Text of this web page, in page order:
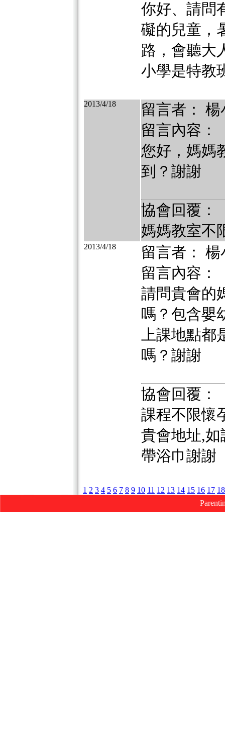
你好、請問
礙的兒童，
路，會聽大
小學是特教
2013/4/18
留言者： 楊
留言內容：
您好，媽媽
到？謝謝
協會回覆：
媽媽教室不
2013/4/18
留言者： 楊
留言內容：
請問貴會的
嗎？包含嬰
上課地點
嗎？謝謝
協會回覆：
課程不限懷
貴會地址,
帶浴巾謝謝
1 2 3 4 5 6 7 8 9 10 11 12 13 14 15 16 17 18